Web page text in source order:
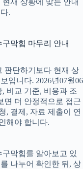
재 상황에 맞는 안내
.
구막힘 마무리 안내
판단하기보다 현재 상
입니다. 2026년07월06
비교 기준, 비용과 조
면 더 안정적으로 접근
, 결제, 자료 제출이 연
해야 합니다.
구막힘를 알아보고 있
나누어 확인한 뒤, 상